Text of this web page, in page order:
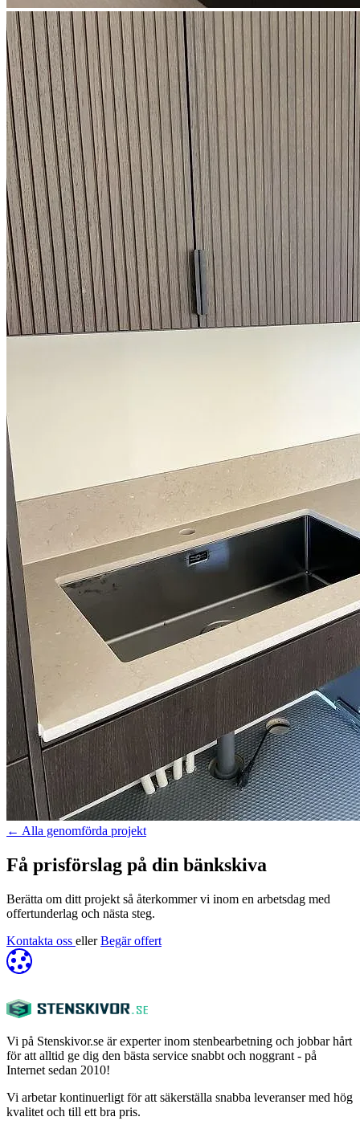
← Alla genomförda projekt
Få prisförslag på din bänkskiva
Berätta om ditt projekt så återkommer vi inom en arbetsdag med
offertunderlag och nästa steg.
Kontakta oss eller Begär offert
Vi på Stenskivor.se är experter inom stenbearbetning och jobbar hårt
för att alltid ge dig den bästa service snabbt och noggrant - på
Internet sedan 2010!
Vi arbetar kontinuerligt för att säkerställa snabba leveranser med hög
kvalitet och till ett bra pris.